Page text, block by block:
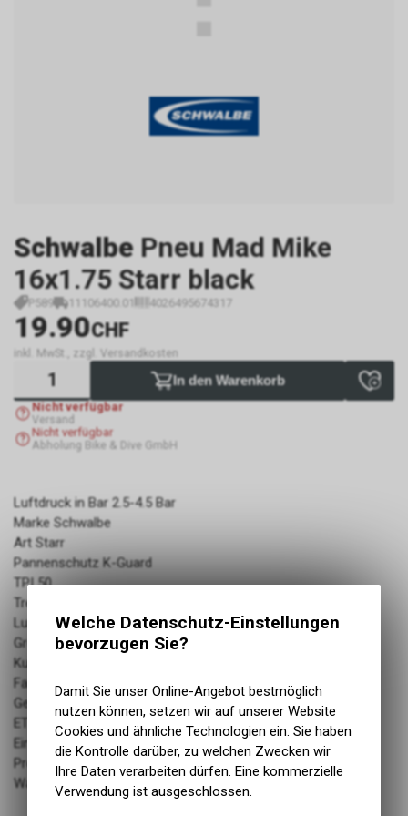
Schwalbe Pneu Mad Mike
16x1.75 Starr black
P589 11106400.01 4026495674317
19.90CHF
inkl. MwSt., zzgl. Versandkosten
In den Warenkorb
Nicht verfügbar
Versand
Nicht verfügbar
Abholung Bike & Dive GmbH
Luftdruck in Bar 2.5-4.5 Bar
Marke Schwalbe
Art Starr
Pannenschutz K-Guard
TPI 50
Tread compound SBC
Luftdruck in PSI 35-55
Grösse 16x1.75
Kurzbezeichnung Mad Mike / HS 137
Farbe black
Gewicht 430 g
ETRTO 47-305
Einsatzbereich MTB
Produktbezeichnung Pneu
Warengruppe: Reifen & Schläuche
Welche Datenschutz-Einstellungen
bevorzugen Sie?
Damit Sie unser Online-Angebot bestmöglich
nutzen können, setzen wir auf unserer Website
Cookies und ähnliche Technologien ein. Sie haben
die Kontrolle darüber, zu welchen Zwecken wir
Ihre Daten verarbeiten dürfen. Eine kommerzielle
Verwendung ist ausgeschlossen.